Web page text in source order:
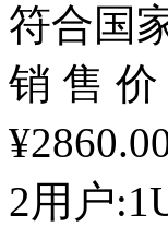
符合国
销 售 价
2用户